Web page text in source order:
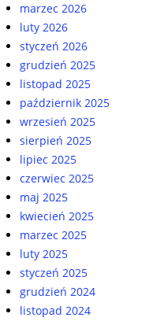
marzec 2026
luty 2026
styczeń 2026
grudzień 2025
listopad 2025
październik 2025
wrzesień 2025
sierpień 2025
lipiec 2025
czerwiec 2025
maj 2025
kwiecień 2025
marzec 2025
luty 2025
styczeń 2025
grudzień 2024
listopad 2024